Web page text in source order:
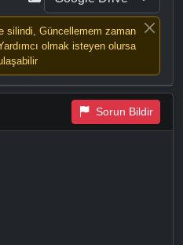
silindi, Güncellemem zaman
olmak isteyen olursa
Sorun Bildir